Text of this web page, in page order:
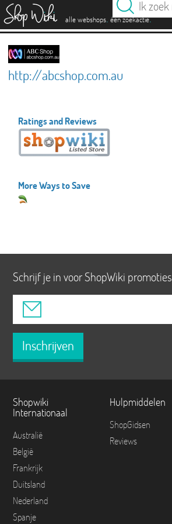
alle webshops. één zoekactie.
http://abcshop.com.au
Ratings and Reviews
More Ways to Save
Schrijf je in voor ShopWiki promoties
Inschrijven
Shopwiki
Internationaal
Australië
België
Frankrijk
Duitsland
Nederland
Spanje
Hulpmiddelen
ShopGidsen
Reviews